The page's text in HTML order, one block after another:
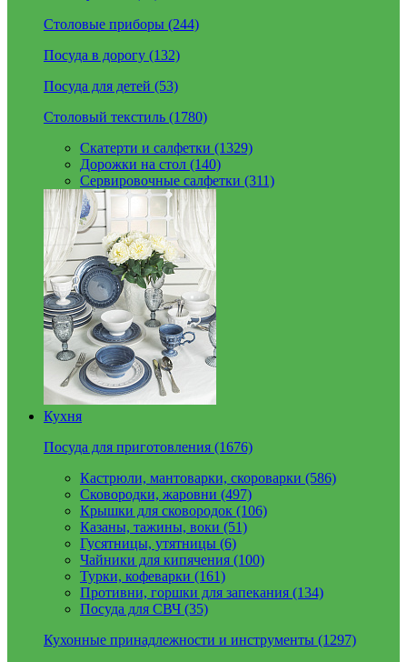
Столовые приборы (244)
Посуда в дорогу (132)
Посуда для детей (53)
Столовый текстиль (1780)
Скатерти и салфетки (1329)
Дорожки на стол (140)
Сервировочные салфетки (311)
Кухня
Посуда для приготовления (1676)
Кастрюли, мантоварки, скороварки (586)
Сковородки, жаровни (497)
Крышки для сковородок (106)
Казаны, тажины, воки (51)
Гусятницы, утятницы (6)
Чайники для кипячения (100)
Турки, кофеварки (161)
Противни, горшки для запекания (134)
Посуда для СВЧ (35)
Кухонные принадлежности и инструменты (1297)